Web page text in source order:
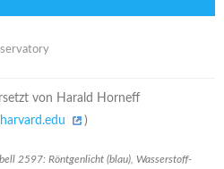
von Harald Horneff
)
2597: Röntgenlicht (blau), Wasserstoff-